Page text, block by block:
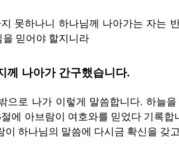
못하나니 하나님께 나아가는 자는
믿어야 할지니라
께 나아가 간구했습니다.
으로 나가 이렇게 말씀합니다. 하늘
에 아브람이 여호와를 믿었다 기록합
이 하나님의 말씀에 다시금 확신을 갖